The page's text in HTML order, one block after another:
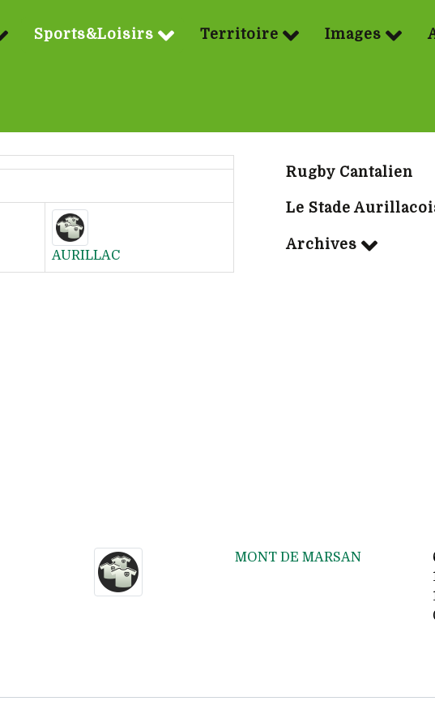
Sports&Loisirs Territoire Images
AURILLAC
Rugby Cantalien
Le Stade
Archives
MONT DE MARSAN
1